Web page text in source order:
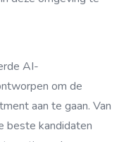
AI-
om de
aan te gaan. Van
beste kandidaten